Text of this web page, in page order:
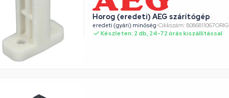
Horog (eredeti) AEG szárítógép
eredeti (gyári) minőség•Cikkszám: 8086811067ORIG
Készleten: 2 db, 24-72 órás kiszállítással